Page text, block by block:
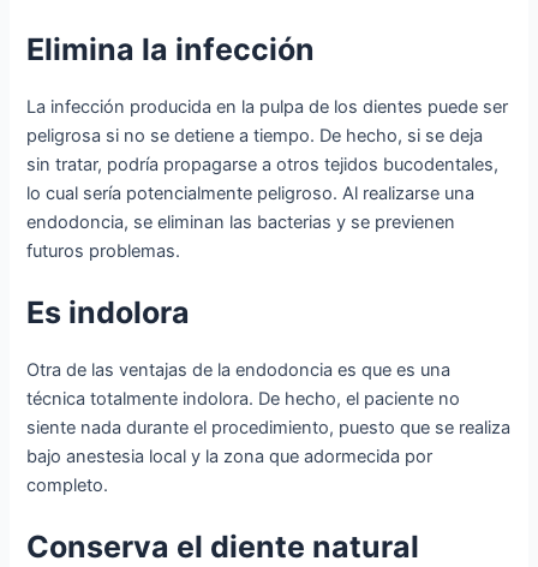
Elimina la infección
La infección producida en la pulpa de los dientes puede ser
peligrosa si no se detiene a tiempo. De hecho, si se deja
sin tratar, podría propagarse a otros tejidos bucodentales,
lo cual sería potencialmente peligroso. Al realizarse una
endodoncia, se eliminan las bacterias y se previenen
futuros problemas.
Es indolora
Otra de las ventajas de la endodoncia es que es una
técnica totalmente indolora. De hecho, el paciente no
siente nada durante el procedimiento, puesto que se realiza
bajo anestesia local y la zona que adormecida por
completo.
Conserva el diente natural